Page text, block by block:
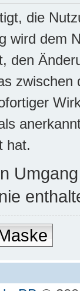
die
wird dem
den
hat.